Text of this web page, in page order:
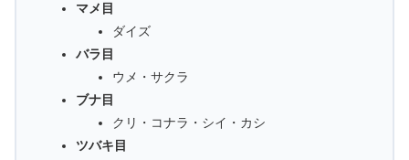
マメ目
ダイズ
バラ目
ウメ・サクラ
ブナ目
クリ・コナラ・シイ・カシ
ツバキ目